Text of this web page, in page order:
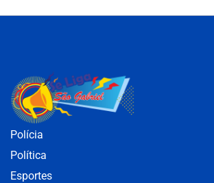
Polícia
Política
Esportes